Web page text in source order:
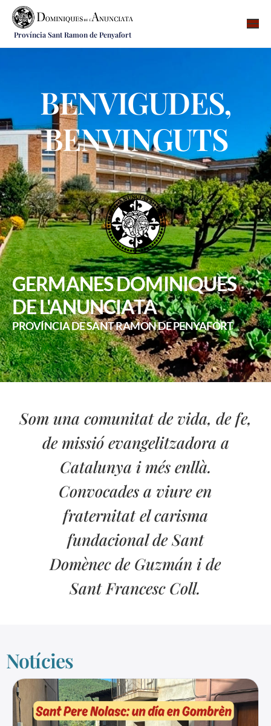
Província Sant Ramon de Penyafort
Qui som
Què fem
Vocacions
Notícies
Recursos
Contacte
BENVIGUDES,
BENVINGUTS
GERMANES DOMINIQUES
DE L'ANUNCIATA
PROVÍNCIA DE SANT RAMON DE PENYAFORT
Som una comunitat de vida, de fe,
de missió evangelitzadora a
Catalunya i més enllà.
Convocades a viure en
fraternitat el carisma
fundacional de Sant
Domènec de Guzmán i de
Sant Francesc Coll.
Notícies